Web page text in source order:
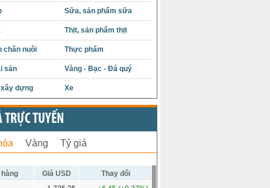
Sữa, sản phẩm sữa
Thịt, sản phẩm thịt
chăn nuôi Thực phẩm
sản Vàng - Bạc - Đá quý
dựng Xe
TRỰC TUYẾN
Vàng Tỷ giá
Giá USD
Thay đổi